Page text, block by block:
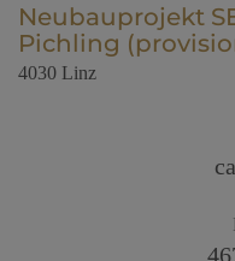
Neubauprojekt
Pichling
4030 Linz